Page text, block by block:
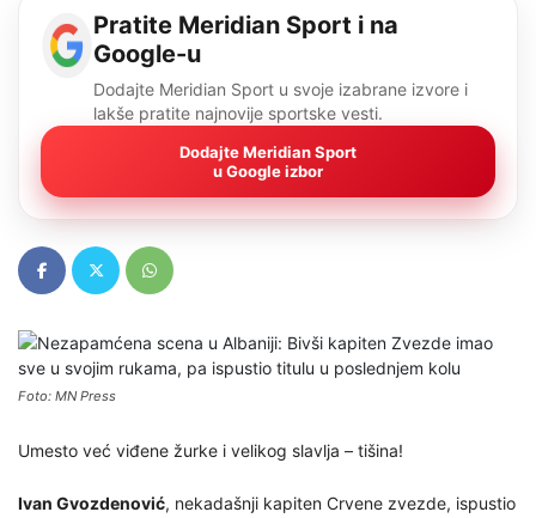
Pratite Meridian Sport i na
Google-u
Dodajte Meridian Sport u svoje izabrane izvore i
lakše pratite najnovije sportske vesti.
Dodajte Meridian Sport
u Google izbor
Foto: MN Press
Umesto već viđene žurke i velikog slavlja – tišina!
Ivan Gvozdenović, nekadašnji kapiten Crvene zvezde, ispustio